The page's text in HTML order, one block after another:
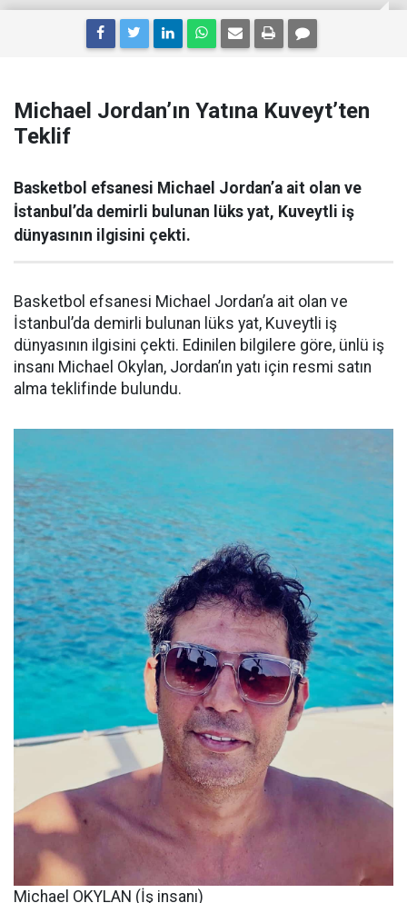
Michael Jordan’ın Yatına Kuveyt’ten
Teklif
Basketbol efsanesi Michael Jordan’a ait olan ve
İstanbul’da demirli bulunan lüks yat, Kuveytli iş
dünyasının ilgisini çekti.
Basketbol efsanesi Michael Jordan’a ait olan ve
İstanbul’da demirli bulunan lüks yat, Kuveytli iş
dünyasının ilgisini çekti. Edinilen bilgilere göre, ünlü iş
insanı Michael Okylan, Jordan’ın yatı için resmi satın
alma teklifinde bulundu.
Michael OKYLAN (İş insanı)